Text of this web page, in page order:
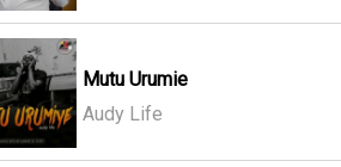
Mutu Urumie
Audy Life